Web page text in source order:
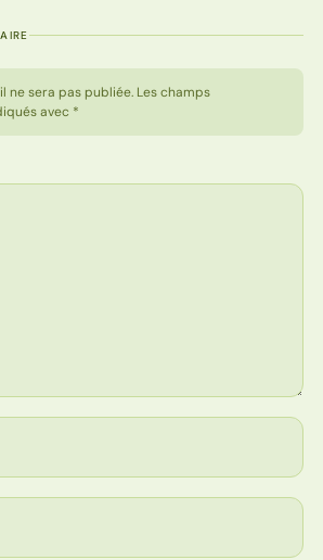
ne sera pas publiée. Les champs
avec *